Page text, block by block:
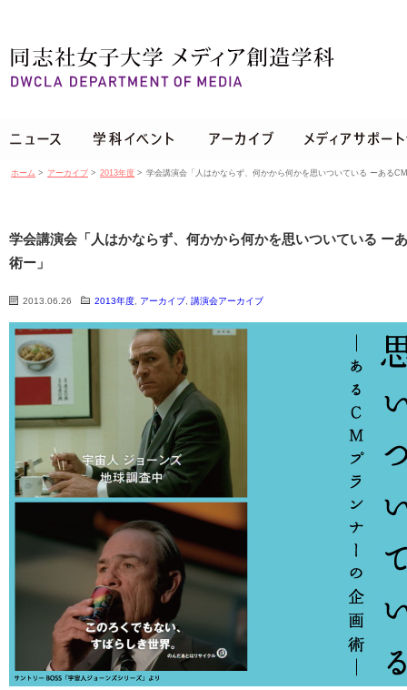
ホーム > アーカイブ > 2013年度 > 学会講演会「人はかならず、何かから何かを思いついている ーある
学会講演会「人はかならず、何かから何かを思いついている ー
術ー」
2013.06.26 2013年度 アーカイブ 講演会アーカイブ